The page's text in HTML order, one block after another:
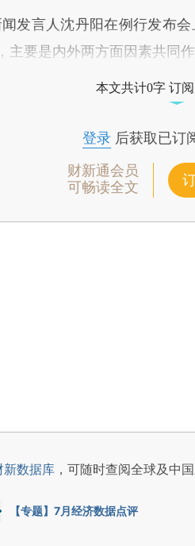
言人沈丹阳在例行发布会
主要是内外两方面因素共同
本文共计0字 订
登录后获取已订
财新通会员
可畅读全文
新数据库 ，可随时查阅全球及中
【专题】7月经济数据点评